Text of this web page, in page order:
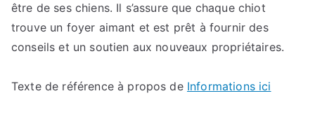
être de ses chiens. Il s’assure que chaque chiot
trouve un foyer aimant et est prêt à fournir des
conseils et un soutien aux nouveaux propriétaires.
Texte de référence à propos de Informations ici